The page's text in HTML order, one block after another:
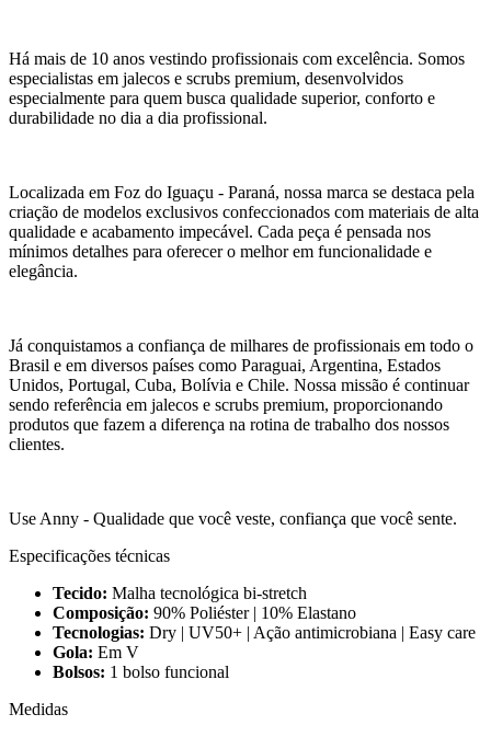
Há mais de 10 anos vestindo profissionais com excelência. Somos
especialistas em jalecos e scrubs premium, desenvolvidos
especialmente para quem busca qualidade superior, conforto e
durabilidade no dia a dia profissional.
Localizada em Foz do Iguaçu - Paraná, nossa marca se destaca pela
criação de modelos exclusivos confeccionados com materiais de alta
qualidade e acabamento impecável. Cada peça é pensada nos
mínimos detalhes para oferecer o melhor em funcionalidade e
elegância.
Já conquistamos a confiança de milhares de profissionais em todo o
Brasil e em diversos países como Paraguai, Argentina, Estados
Unidos, Portugal, Cuba, Bolívia e Chile. Nossa missão é continuar
sendo referência em jalecos e scrubs premium, proporcionando
produtos que fazem a diferença na rotina de trabalho dos nossos
clientes.
Use Anny - Qualidade que você veste, confiança que você sente.
Especificações técnicas
Tecido: Malha tecnológica bi-stretch
Composição: 90% Poliéster | 10% Elastano
Tecnologias: Dry | UV50+ | Ação antimicrobiana | Easy care
Gola: Em V
Bolsos: 1 bolso funcional
Medidas